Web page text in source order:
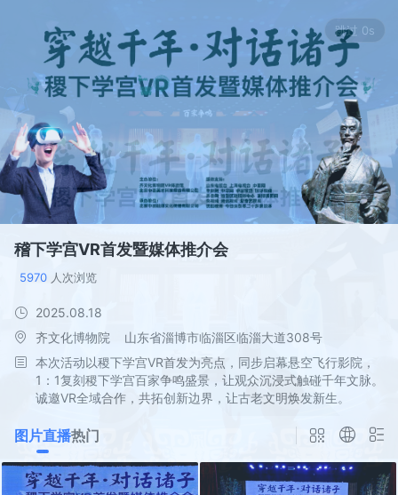
稽下学宫VR首发暨媒体推介会
5970 人次浏览
2025.08.18
齐文化博物院    山东省淄博市临淄区临淄大道308号
本次活动以稷下学宫VR首发为亮点，同步启幕悬空飞行影院，
1：1复刻稷下学宫百家争鸣盛景，让观众沉浸式触碰千年文脉。
诚邀VR全域合作，共拓创新边界，让古老文明焕发新生。
图片直播热门